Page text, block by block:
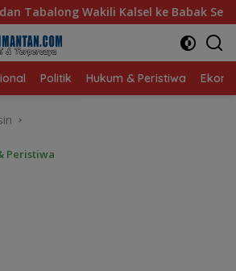
Semifinal Gubernur Cup Road to
Politik Hukum & Peristiwa
Peristiwa